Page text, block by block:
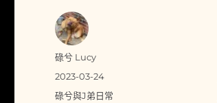
作
者
碌兮 Lucy
發
佈
2023-03-24
分
碌兮與J弟日常